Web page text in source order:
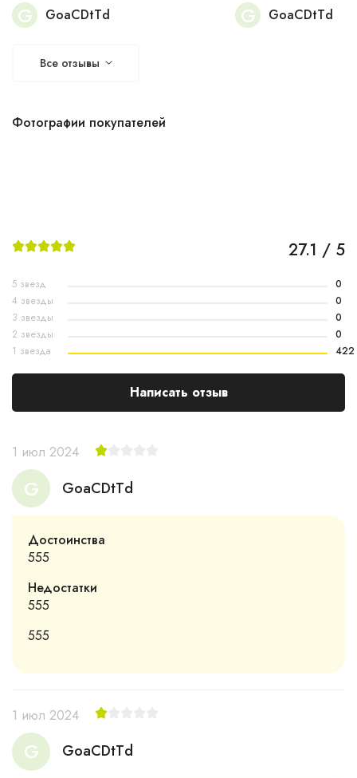
G GoaCDtTd G GoaCDtTd
Все отзывы
Фотографии покупателей
G GoaCDtTd
1 июл 2024
Достоинства
555
Недостатки
555
555
G GoaCDtTd
1 июл 2024
27.1 / 5
5 звезд
0
4 звезды
0
3 звезды
0
2 звезды
0
1 звезда
422
Написать отзыв